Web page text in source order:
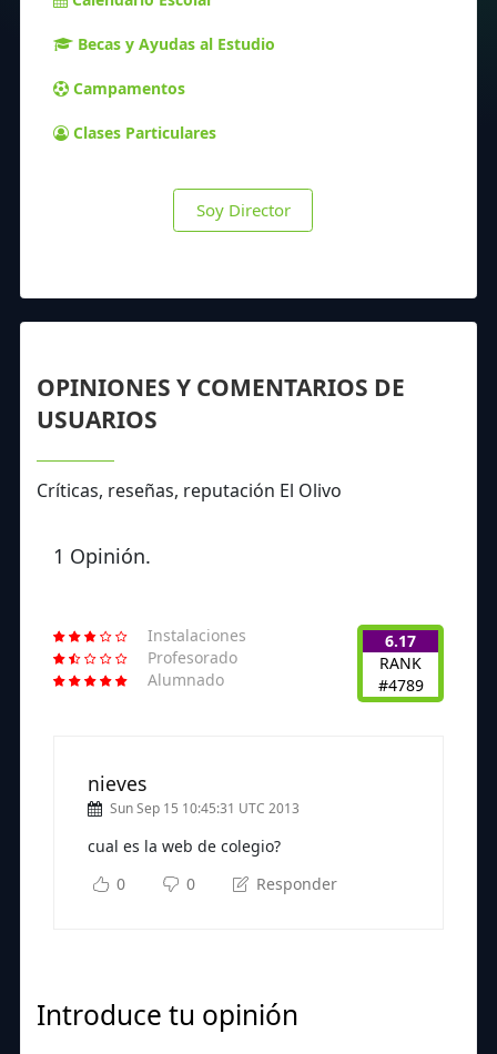
Becas y Ayudas al Estudio
Campamentos
Clases Particulares
Soy Director
OPINIONES Y COMENTARIOS DE
USUARIOS
Críticas, reseñas, reputación El Olivo
1 Opinión.
Instalaciones
Profesorado
Alumnado
6.17
RANK
#4789
nieves
Sun Sep 15 10:45:31 UTC 2013
cual es la web de colegio?
0
0 Responder
Introduce tu opinión